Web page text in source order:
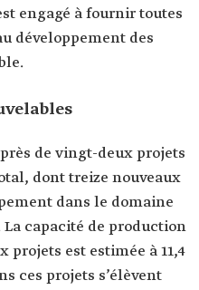
engagé à fournir toutes
développement des
de vingt-deux projets
dont treize nouveaux
dans le domaine
capacité de production
projets est estimée à 11,4
ces projets s’élèvent